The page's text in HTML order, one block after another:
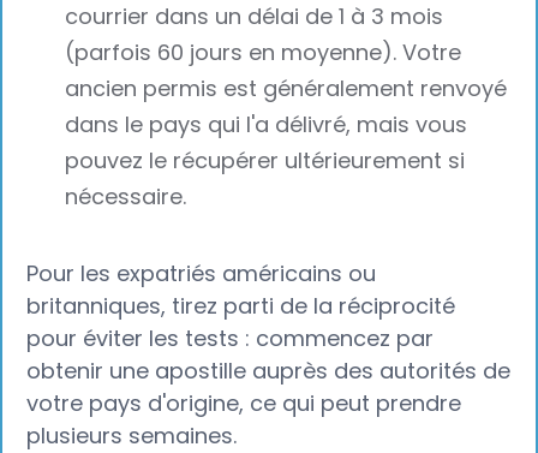
courrier dans un délai de 1 à 3 mois
(parfois 60 jours en moyenne). Votre
ancien permis est généralement renvoyé
dans le pays qui l'a délivré, mais vous
pouvez le récupérer ultérieurement si
nécessaire.
Pour les expatriés américains ou
britanniques, tirez parti de la réciprocité
pour éviter les tests : commencez par
obtenir une apostille auprès des autorités de
votre pays d'origine, ce qui peut prendre
plusieurs semaines.